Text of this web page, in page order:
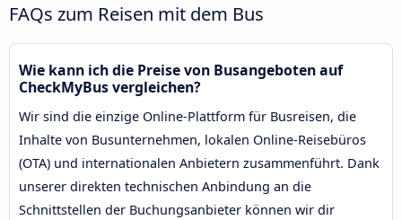
FAQs zum Reisen mit dem Bus
Wie kann ich die Preise von Busangeboten auf
CheckMyBus vergleichen?
Wir sind die einzige Online-Plattform für Busreisen, die
Inhalte von Busunternehmen, lokalen Online-Reisebüros
(OTA) und internationalen Anbietern zusammenführt. Dank
unserer direkten technischen Anbindung an die
Schnittstellen der Buchungsanbieter können wir dir